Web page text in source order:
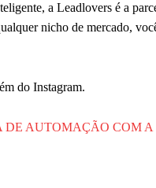
a Leadlovers é a
nicho de mercado,
do Instagram.
DE AUTOMAÇÃO COM